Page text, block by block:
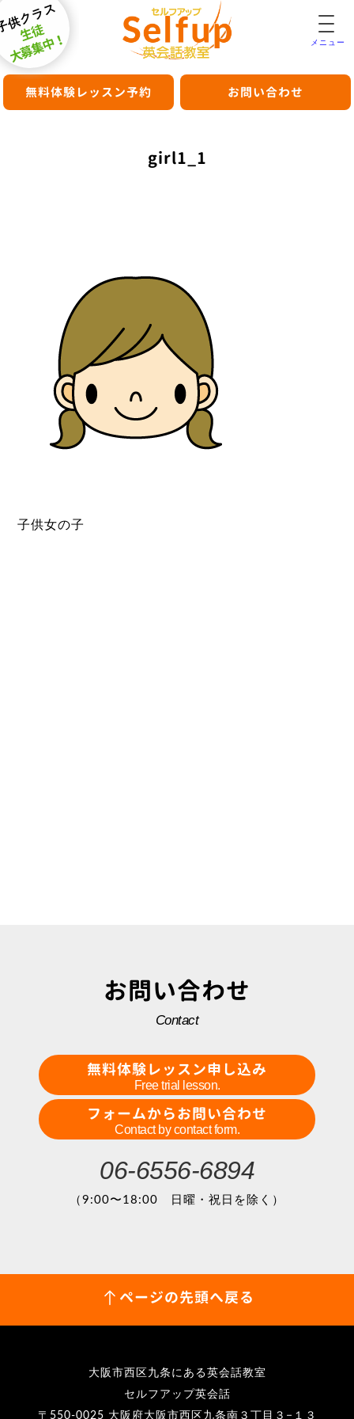
供クラス
生徒
大募集中！ メニュー
無料体験レッスン予約 お問い合わせ
girl1_1
子供女の子
お問い合わせ
Contact
無料体験レッスン申し込み
Free trial lesson.
フォームからお問い合わせ
Contact by contact form.
06-6556-6894
（9:00〜18:00 日曜・祝日を除く）
ページの先頭へ戻る
大阪市西区九条にある英会話教室
セルフアップ英会話
〒550-0025 大阪府大阪市西区九条南３丁目３−１３